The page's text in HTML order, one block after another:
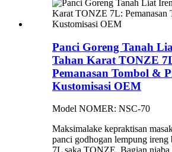
Panci Goreng Tanah
Tahan Karat TONZE
Pemanasan Tombol &
Kustomisasi OEM
Model NOMER: NSC-70
Maksimalake kepraktisan
panci godhogan lempung ireng